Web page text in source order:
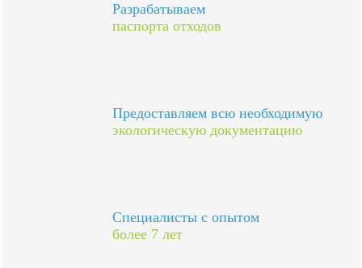
Разрабатываем
паспорта отходов
Предоставляем всю необходимую
экологическую документацию
Специалисты с опытом
более 7 лет